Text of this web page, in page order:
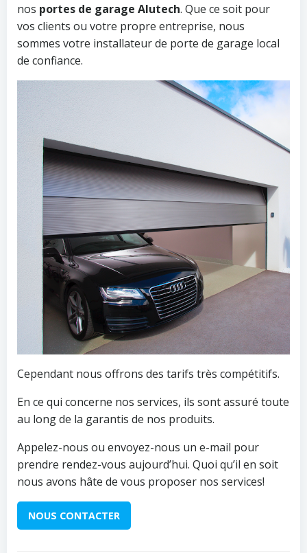
nos portes de garage Alutech. Que ce soit pour
vos clients ou votre propre entreprise, nous
sommes votre installateur de porte de garage local
de confiance.
Cependant nous offrons des tarifs très compétitifs.
En ce qui concerne nos services, ils sont assuré toute
au long de la garantis de nos produits.
Appelez-nous ou envoyez-nous un e-mail pour
prendre rendez-vous aujourd’hui. Quoi qu’il en soit
nous avons hâte de vous proposer nos services!
NOUS CONTACTER